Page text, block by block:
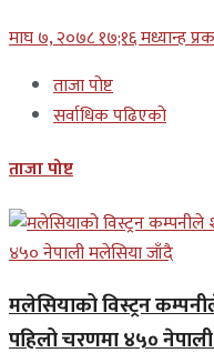
माघ ७, २०७८ १७;१६ मध्यान्ह
ताजा पोष्ट
सर्वाधिक पढिएको
ताजा पोष्ट
मलेसियाको विस्ट्रन
पहिलो चरणमा ४५०